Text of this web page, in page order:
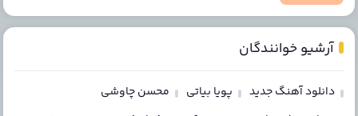
آرشیو خوانندگان
دانلود آهنگ جدید پویا بیاتی
محسن چاوشی